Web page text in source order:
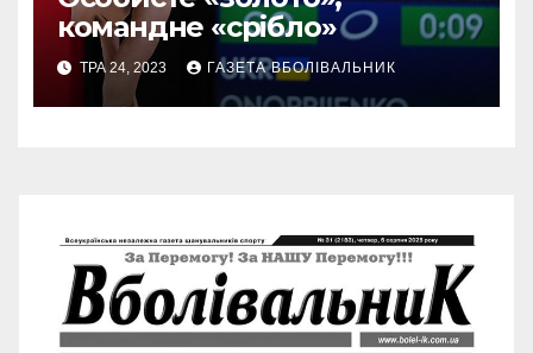
командне «срібло»
ТРА 24, 2023 ГАЗЕТА ВБОЛІВАЛЬНИК